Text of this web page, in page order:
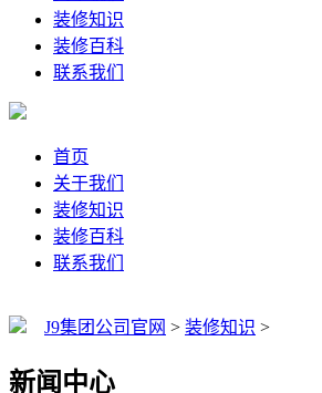
装修知识
装修百科
联系我们
首页
关于我们
装修知识
装修百科
联系我们
J9集团公司官网 > 装修知识 >
新闻中心